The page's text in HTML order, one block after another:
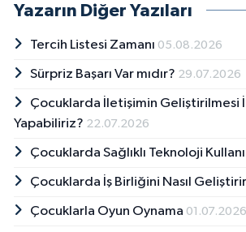
Yazarın Diğer Yazıları
Tercih Listesi Zamanı 05.08.2026
Sürpriz Başarı Var mıdır? 29.07.2026
Çocuklarda İletişimin Geliştirilmesi
Yapabiliriz? 22.07.2026
Çocuklarda Sağlıklı Teknoloji
Çocuklarda İş Birliğini Nasıl
Çocuklarla Oyun Oynama 01.07.2026